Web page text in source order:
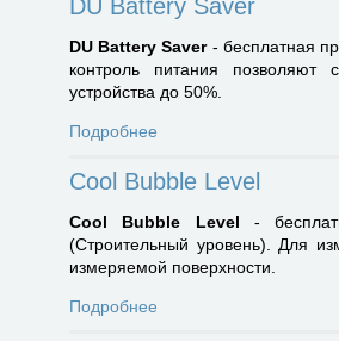
DU Battery Saver
DU Battery Saver- бесплатная
контроль питания позволяют
устройства до 50%.
Подробнее
Cool Bubble Level
Cool Bubble Level -
(Строительный уровень). Для
измеряемой поверхности.
Подробнее